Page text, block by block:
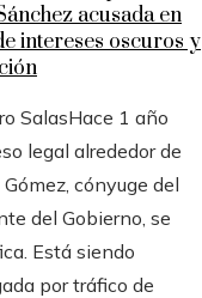
acusada en
intereses oscuros y
SalasHace 1 año
legal alrededor de
cónyuge del
del Gobierno, se
Está siendo
por tráfico de